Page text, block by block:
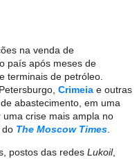
na venda de
país após meses de
terminais de petróleo.
Crimeia e outras
abastecimento, em uma
crise mais ampla no
do The Moscow Times
postos das redes Lukoil,